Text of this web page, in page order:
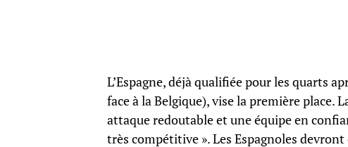
L’Espagne, déjà qualifiée pour les quarts
face à la Belgique), vise la première place.
attaque redoutable et une équipe en
très compétitive ». Les Espagnoles